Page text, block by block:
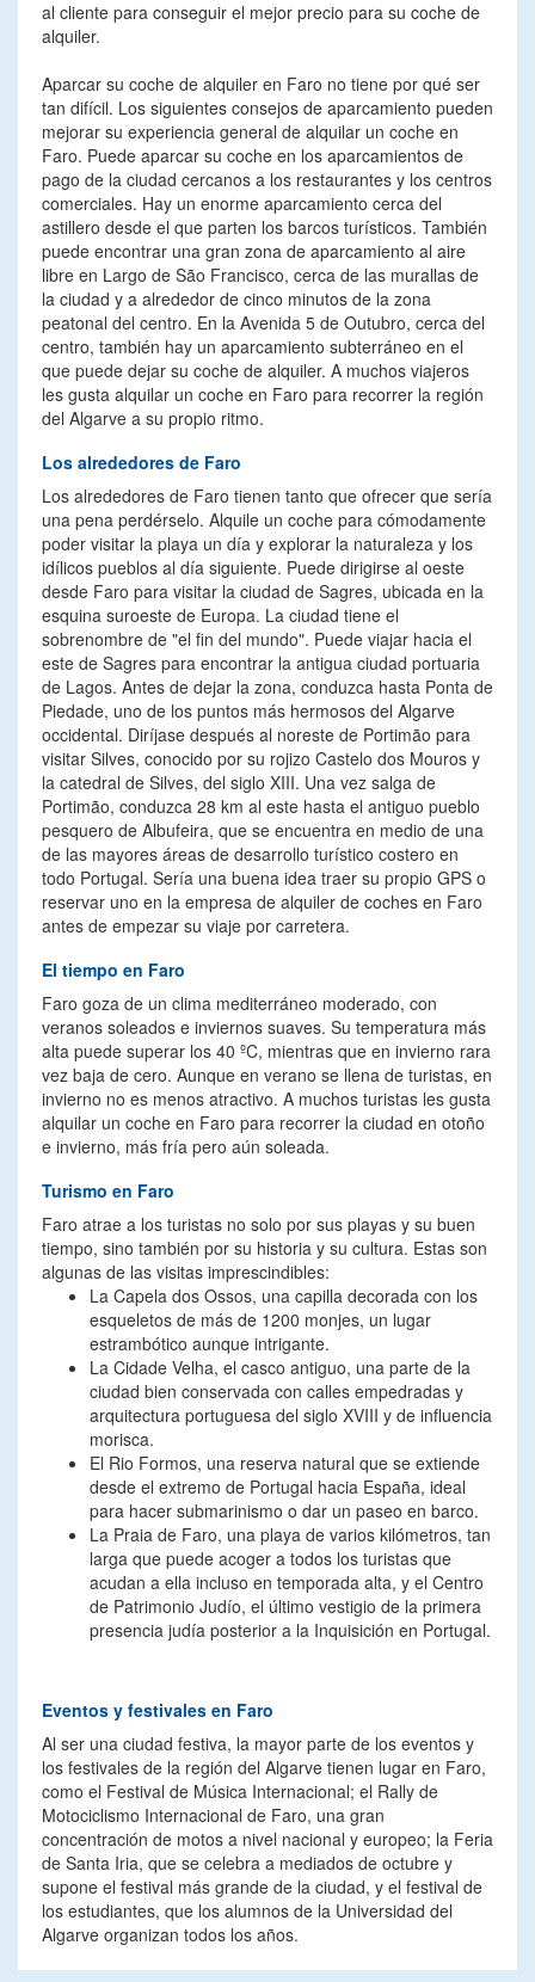
al cliente para conseguir el mejor precio para su coche de
alquiler.
Aparcar su coche de alquiler en Faro no tiene por qué ser
tan difícil. Los siguientes consejos de aparcamiento pueden
mejorar su experiencia general de alquilar un coche en
Faro. Puede aparcar su coche en los aparcamientos de
pago de la ciudad cercanos a los restaurantes y los centros
comerciales. Hay un enorme aparcamiento cerca del
astillero desde el que parten los barcos turísticos. También
puede encontrar una gran zona de aparcamiento al aire
libre en Largo de São Francisco, cerca de las murallas de
la ciudad y a alrededor de cinco minutos de la zona
peatonal del centro. En la Avenida 5 de Outubro, cerca del
centro, también hay un aparcamiento subterráneo en el
que puede dejar su coche de alquiler. A muchos viajeros
les gusta alquilar un coche en Faro para recorrer la región
del Algarve a su propio ritmo.
Los alrededores de Faro
Los alrededores de Faro tienen tanto que ofrecer que sería
una pena perdérselo. Alquile un coche para cómodamente
poder visitar la playa un día y explorar la naturaleza y los
idílicos pueblos al día siguiente. Puede dirigirse al oeste
desde Faro para visitar la ciudad de Sagres, ubicada en la
esquina suroeste de Europa. La ciudad tiene el
sobrenombre de "el fin del mundo". Puede viajar hacia el
este de Sagres para encontrar la antigua ciudad portuaria
de Lagos. Antes de dejar la zona, conduzca hasta Ponta de
Piedade, uno de los puntos más hermosos del Algarve
occidental. Diríjase después al noreste de Portimão para
visitar Silves, conocido por su rojizo Castelo dos Mouros y
la catedral de Silves, del siglo XIII. Una vez salga de
Portimão, conduzca 28 km al este hasta el antiguo pueblo
pesquero de Albufeira, que se encuentra en medio de una
de las mayores áreas de desarrollo turístico costero en
todo Portugal. Sería una buena idea traer su propio GPS o
reservar uno en la empresa de alquiler de coches en Faro
antes de empezar su viaje por carretera.
El tiempo en Faro
Faro goza de un clima mediterráneo moderado, con
veranos soleados e inviernos suaves. Su temperatura más
alta puede superar los 40 ºC, mientras que en invierno rara
vez baja de cero. Aunque en verano se llena de turistas, en
invierno no es menos atractivo. A muchos turistas les gusta
alquilar un coche en Faro para recorrer la ciudad en otoño
e invierno, más fría pero aún soleada.
Turismo en Faro
Faro atrae a los turistas no solo por sus playas y su buen
tiempo, sino también por su historia y su cultura. Estas son
algunas de las visitas imprescindibles:
La Capela dos Ossos, una capilla decorada con los
esqueletos de más de 1200 monjes, un lugar
estrambótico aunque intrigante.
La Cidade Velha, el casco antiguo, una parte de la
ciudad bien conservada con calles empedradas y
arquitectura portuguesa del siglo XVIII y de influencia
morisca.
El Rio Formos, una reserva natural que se extiende
desde el extremo de Portugal hacia España, ideal
para hacer submarinismo o dar un paseo en barco.
La Praia de Faro, una playa de varios kilómetros, tan
larga que puede acoger a todos los turistas que
acudan a ella incluso en temporada alta, y el Centro
de Patrimonio Judío, el último vestigio de la primera
presencia judía posterior a la Inquisición en Portugal.
Eventos y festivales en Faro
Al ser una ciudad festiva, la mayor parte de los eventos y
los festivales de la región del Algarve tienen lugar en Faro,
como el Festival de Música Internacional; el Rally de
Motociclismo Internacional de Faro, una gran
concentración de motos a nivel nacional y europeo; la Feria
de Santa Iria, que se celebra a mediados de octubre y
supone el festival más grande de la ciudad, y el festival de
los estudiantes, que los alumnos de la Universidad del
Algarve organizan todos los años.